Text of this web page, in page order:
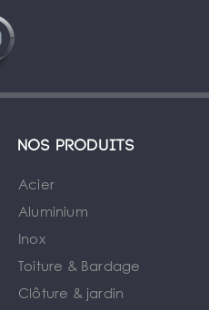
Nos produits
Acier
Aluminium
Inox
Toiture & Bardage
Clôture & jardin